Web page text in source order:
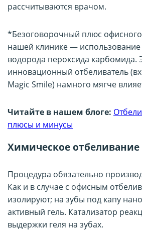
рассчитываются врачом.
*Безоговорочный плюс
нашей клинике — использование
водорода пероксида карбомида.
инновационный отбеливатель
Magic Smile) намного мягче
Читайте в нашем блоге:
плюсы и минусы
Химическое отбеливание
Процедура обязательно
Как и в случае с офисным
изолируют; на зубы под капу
активный гель. Катализатор
выдержки геля на зубах.